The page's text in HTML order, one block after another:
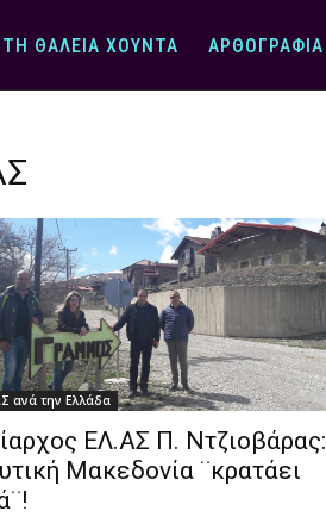
ΘΆΛΕΙΑ ΧΟΎΝΤΑ ΑΡΘΟΓΡΑΦΊΑ
ανά την Ελλάδα
ΕΛ.ΑΣ Π. Ντζιοβάρας:
Μακεδονία ¨κρατάει